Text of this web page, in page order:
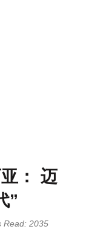
： 迈
”
Read: 2035